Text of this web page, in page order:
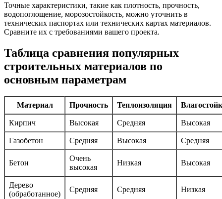
Точные характеристики, такие как плотность, прочность,
водопоглощение, морозостойкость, можно уточнить в
технических паспортах или технических картах материалов.
Сравните их с требованиями вашего проекта.
Таблица сравнения популярных
строительных материалов по
основным параметрам
Материал Прочность Теплоизоляция
Кирпич Высокая Средняя Высокая
Газобетон Средняя Высокая Средняя
Бетон
Очень
высокая
Низкая Высокая
Дерево
(обработанное)
Средняя Средняя Низкая